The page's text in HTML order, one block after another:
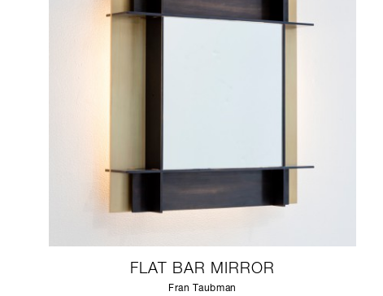
FLAT BAR MIRROR
Fran Taubman